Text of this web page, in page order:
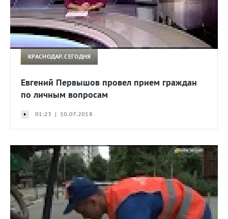
КРАСНОДАР. СЕГОДНЯ
Евгений Первышов провел прием граждан
по личным вопросам
01:23 | 10.07.2018